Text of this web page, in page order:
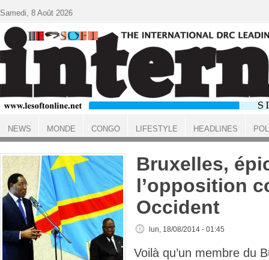
ACCUEIL
Bruxelles,
l’opposition
Occident
lun, 18/08/2014 - 01:45
Voilà qu’un membre du
Samedi, 8 Août 2026
NEWS MONDE CONGO LIFESTYLE HEADLINES